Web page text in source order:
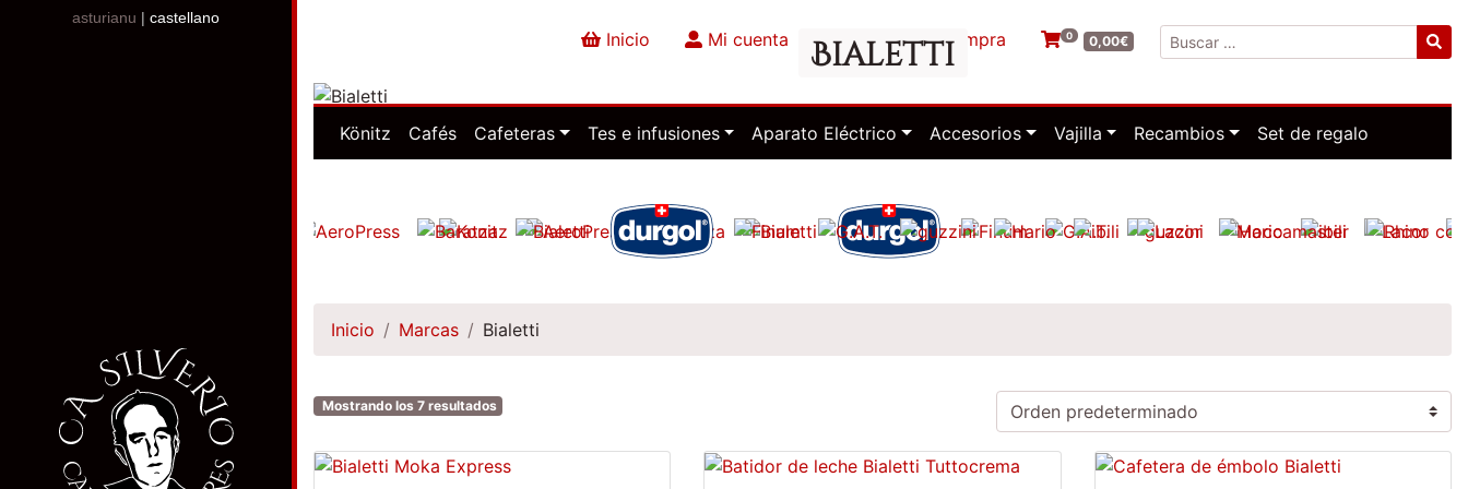
asturianu |castellano
Inicio Mi cuenta Finalizar la compra 0 0,00€ Buscar:
Bialetti
Könitz Cafés Cafeteras Tes e infusiones Aparato Eléctrico Accesorios Vajilla Recambios Set de regalo
Inicio Marcas Bialetti
Mostrando los 7 resultados